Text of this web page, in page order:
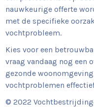
nauwkeurige offerte
met de specifieke
vochtprobleem.
Kies voor een
vraag vandaag nog een
gezonde
vochtproblemen
© 2022